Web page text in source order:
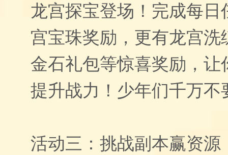
龙宫探宝登场！完成每
宫宝珠奖励，更有龙宫
金石礼包等惊喜奖励，
提升战力！少年们千万不
活动三：挑战副本赢资源